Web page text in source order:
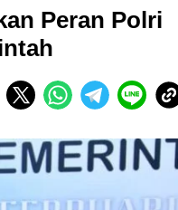
Peran Polri